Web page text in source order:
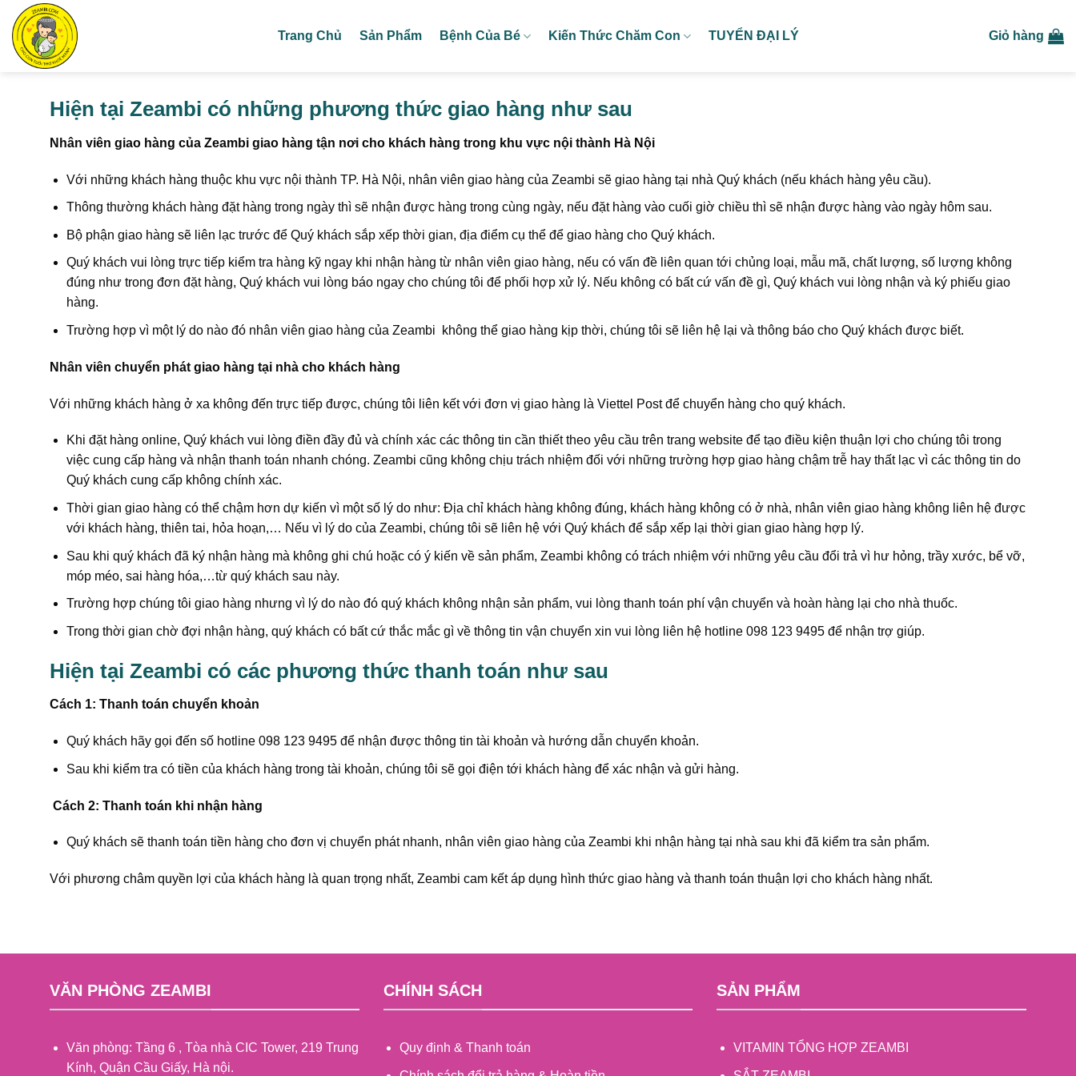
Skip
content
Trang Chủ Sản Phẩm Bệnh Của Bé Kiến Thức Chăm Con TUYỂN ĐẠI LÝ Giỏ hàng
Hiện tại Zeambi có những phương thức giao hàng như sau
Nhân viên giao hàng của Zeambi giao hàng tận nơi cho khách hàng trong khu vực nội thành Hà Nội
Với những khách hàng thuộc khu vực nội thành TP. Hà Nội, nhân viên giao hàng của Zeambi sẽ giao hàng tại nhà Quý khách (nếu khách hàng yêu cầu).
Thông thường khách hàng đặt hàng trong ngày thì sẽ nhận được hàng trong cùng ngày, nếu đặt hàng vào cuối giờ chiều thì sẽ nhận được hàng vào ngày hôm sau.
Bộ phận giao hàng sẽ liên lạc trước để Quý khách sắp xếp thời gian, địa điểm cụ thể để giao hàng cho Quý khách.
Quý khách vui lòng trực tiếp kiểm tra hàng kỹ ngay khi nhận hàng từ nhân viên giao hàng, nếu có vấn đề liên quan tới chủng loại, mẫu mã, chất lượng, số lượng không
đúng như trong đơn đặt hàng, Quý khách vui lòng báo ngay cho chúng tôi để phối hợp xử lý. Nếu không có bất cứ vấn đề gì, Quý khách vui lòng nhận và ký phiếu giao
hàng.
Trường hợp vì một lý do nào đó nhân viên giao hàng của Zeambi không thể giao hàng kịp thời, chúng tôi sẽ liên hệ lại và thông báo cho Quý khách được biết.
Nhân viên chuyển phát giao hàng tại nhà cho khách hàng
Với những khách hàng ở xa không đến trực tiếp được, chúng tôi liên kết với đơn vị giao hàng là Viettel Post để chuyển hàng cho quý khách.
Khi đặt hàng online, Quý khách vui lòng điền đầy đủ và chính xác các thông tin cần thiết theo yêu cầu trên trang website để tạo điều kiện thuận lợi cho chúng tôi trong
việc cung cấp hàng và nhận thanh toán nhanh chóng. Zeambi cũng không chịu trách nhiệm đối với những trường hợp giao hàng chậm trễ hay thất lạc vì các thông tin do
Quý khách cung cấp không chính xác.
Thời gian giao hàng có thể chậm hơn dự kiến vì một số lý do như: Địa chỉ khách hàng không đúng, khách hàng không có ở nhà, nhân viên giao hàng không liên hệ được
với khách hàng, thiên tai, hỏa hoạn,… Nếu vì lý do của Zeambi, chúng tôi sẽ liên hệ với Quý khách để sắp xếp lại thời gian giao hàng hợp lý.
Sau khi quý khách đã ký nhận hàng mà không ghi chú hoặc có ý kiến về sản phẩm, Zeambi không có trách nhiệm với những yêu cầu đổi trả vì hư hỏng, trầy xước, bể vỡ,
móp méo, sai hàng hóa,…từ quý khách sau này.
Trường hợp chúng tôi giao hàng nhưng vì lý do nào đó quý khách không nhận sản phẩm, vui lòng thanh toán phí vận chuyển và hoàn hàng lại cho nhà thuốc.
Trong thời gian chờ đợi nhận hàng, quý khách có bất cứ thắc mắc gì về thông tin vận chuyển xin vui lòng liên hệ hotline 098 123 9495 để nhận trợ giúp.
Hiện tại Zeambi có các phương thức thanh toán như sau
Cách 1: Thanh toán chuyển khoản
Quý khách hãy gọi đến số hotline 098 123 9495 để nhận được thông tin tài khoản và hướng dẫn chuyển khoản.
Sau khi kiểm tra có tiền của khách hàng trong tài khoản, chúng tôi sẽ gọi điện tới khách hàng để xác nhận và gửi hàng.
Cách 2: Thanh toán khi nhận hàng
Quý khách sẽ thanh toán tiền hàng cho đơn vị chuyển phát nhanh, nhân viên giao hàng của Zeambi khi nhận hàng tại nhà sau khi đã kiểm tra sản phẩm.
Với phương châm quyền lợi của khách hàng là quan trọng nhất, Zeambi cam kết áp dụng hình thức giao hàng và thanh toán thuận lợi cho khách hàng nhất.
VĂN PHÒNG ZEAMBI
Văn phòng: Tầng 6 , Tòa nhà CIC Tower, 219 Trung
Kính, Quận Cầu Giấy, Hà nội.
CHÍNH SÁCH
Quy định & Thanh toán
SẢN PHẨM
VITAMIN TỔNG HỢP ZEAMBI